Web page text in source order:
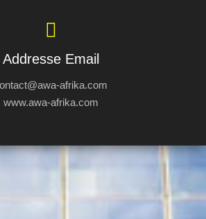
Addresse Email
afrika.com
www.awa-afrika.com